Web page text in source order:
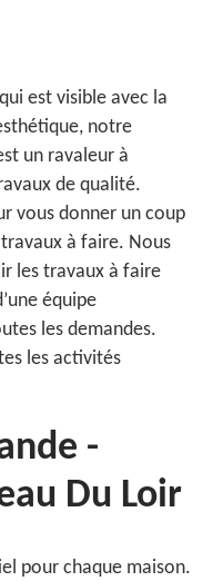
est visible avec la
notre
un ravaleur à
de qualité.
vous donner un coup
à faire. Nous
les travaux à faire
équipe
les demandes.
les activités
-
Du Loir
pour chaque maison.